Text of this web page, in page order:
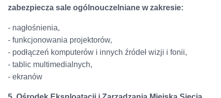
zabezpiecza sale ogólnouczelniane w zakresie:
- nagłośnienia,
- funkcjonowania projektorów,
- podłączeń komputerów i innych źródeł wizji i fonii,
- tablic multimedialnych,
- ekranów